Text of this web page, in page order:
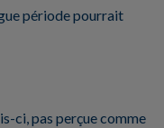
période pourrait
ci, pas perçue comme